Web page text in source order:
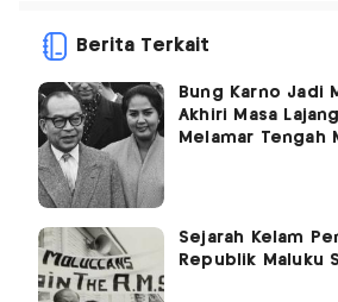
Berita Terkait
Bung Karno Jadi
Akhiri Masa
Melamar Tengah
Sejarah Kelam
Republik Maluku